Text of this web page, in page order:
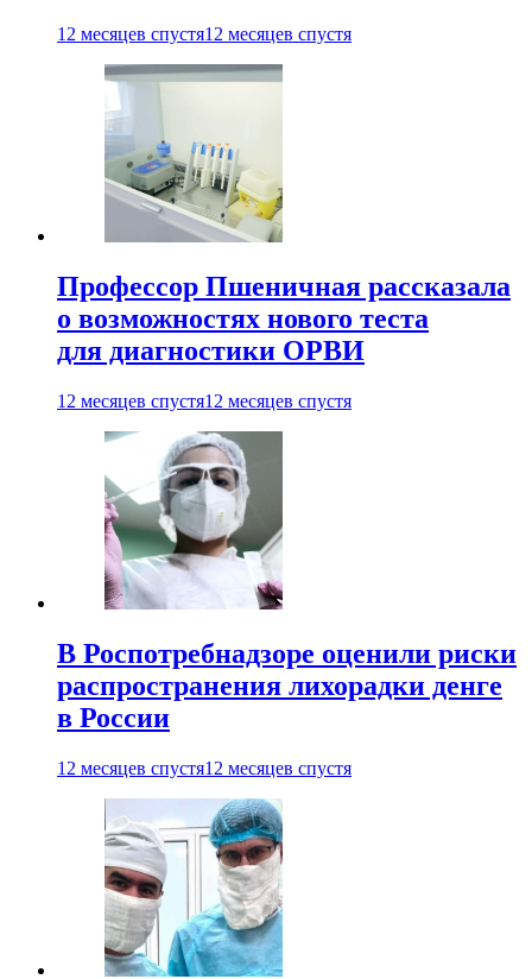
12 месяцев спустя12 месяцев спустя
Профессор Пшеничная рассказала
о возможностях нового теста
для диагностики ОРВИ
12 месяцев спустя12 месяцев спустя
В Роспотребнадзоре оценили риски
распространения лихорадки денге
в России
12 месяцев спустя12 месяцев спустя